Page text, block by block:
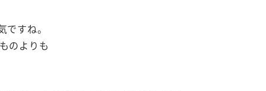
すね。
のよりも